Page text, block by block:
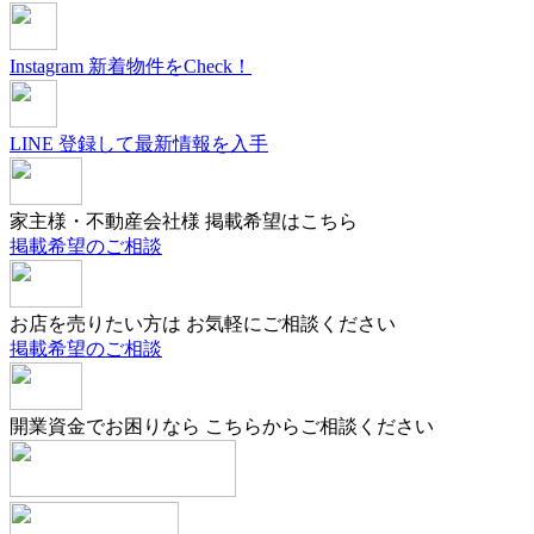
Instagram 新着物件をCheck！
LINE 登録して最新情報を入手
家主様・不動産会社様 掲載希望はこちら
掲載希望のご相談
お店を売りたい方は お気軽にご相談ください
掲載希望のご相談
開業資金でお困りなら こちらからご相談ください